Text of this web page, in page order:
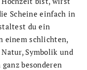
Scheine einfach in
du ein
einem schlichten,
Symbolik und
besonderen